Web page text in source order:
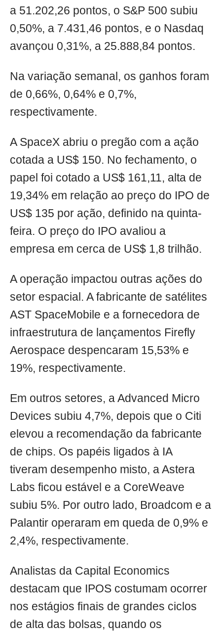
a 51.202,26 pontos, o S&P 500 subiu
0,50%, a 7.431,46 pontos, e o Nasdaq
avançou 0,31%, a 25.888,84 pontos.
Na variação semanal, os ganhos foram
de 0,66%, 0,64% e 0,7%,
respectivamente.
A SpaceX abriu o pregão com a ação
cotada a US$ 150. No fechamento, o
papel foi cotado a US$ 161,11, alta de
19,34% em relação ao preço do IPO de
US$ 135 por ação, definido na quinta-
feira. O preço do IPO avaliou a
empresa em cerca de US$ 1,8 trilhão.
A operação impactou outras ações do
setor espacial. A fabricante de satélites
AST SpaceMobile e a fornecedora de
infraestrutura de lançamentos Firefly
Aerospace despencaram 15,53% e
19%, respectivamente.
Em outros setores, a Advanced Micro
Devices subiu 4,7%, depois que o Citi
elevou a recomendação da fabricante
de chips. Os papéis ligados à IA
tiveram desempenho misto, a Astera
Labs ficou estável e a CoreWeave
subiu 5%. Por outro lado, Broadcom e a
Palantir operaram em queda de 0,9% e
2,4%, respectivamente.
Analistas da Capital Economics
destacam que IPOS costumam ocorrer
nos estágios finais de grandes ciclos
de alta das bolsas, quando os